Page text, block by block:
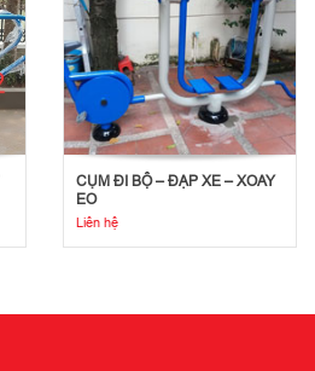
CỤM ĐI BỘ – ĐẠP XE – XOAY
EO
Liên hệ